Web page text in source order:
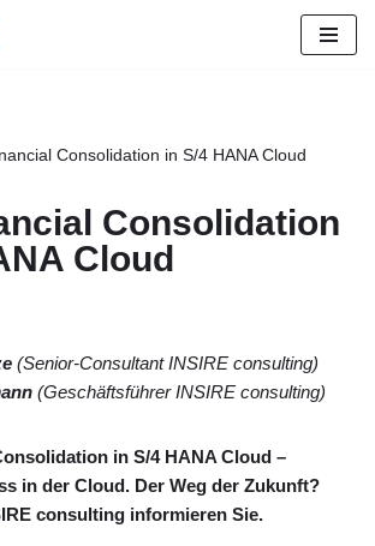
Consolidation in S/4 HANA Cloud
Consolidation
Cloud
(Senior-Consultant INSIRE consulting)
(Geschäftsführer INSIRE consulting)
in S/4 HANA Cloud –
in der Cloud. Der Weg der Zukunft?
consulting informieren Sie.